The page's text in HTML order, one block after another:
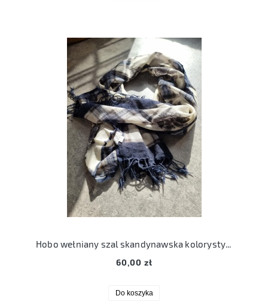
60,00 zł
Do koszyka